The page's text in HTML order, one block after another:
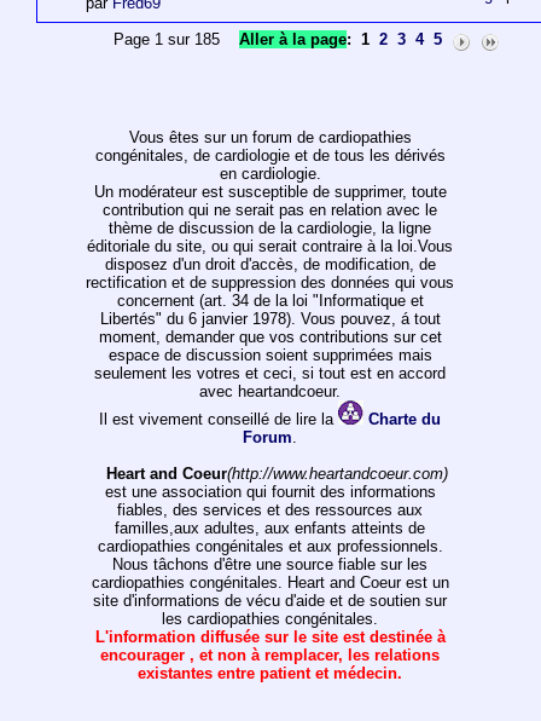
Page 1 sur 185Aller à la page: 1 2 3 4 5
Vous êtes sur un forum de cardiopathies
congénitales, de cardiologie et de tous les dérivés
en cardiologie.
Un modérateur est susceptible de supprimer, toute
contribution qui ne serait pas en relation avec le
thème de discussion de la cardiologie, la ligne
éditoriale du site, ou qui serait contraire à la loi.Vous
disposez d'un droit d'accès, de modification, de
rectification et de suppression des données qui vous
concernent (art. 34 de la loi "Informatique et
Libertés" du 6 janvier 1978). Vous pouvez, á tout
moment, demander que vos contributions sur cet
espace de discussion soient supprimées mais
seulement les votres et ceci, si tout est en accord
avec heartandcoeur.
Il est vivement conseillé de lire la
Charte du
Forum.
Heart and Coeur(http://www.heartandcoeur.com)
est une association qui fournit des informations
fiables, des services et des ressources aux
familles,aux adultes, aux enfants atteints de
cardiopathies congénitales et aux professionnels.
Nous tâchons d'être une source fiable sur les
cardiopathies congénitales. Heart and Coeur est un
site d'informations de vécu d'aide et de soutien sur
les cardiopathies congénitales.
L'information diffusée sur le site est destinée à
encourager , et non à remplacer, les relations
existantes entre patient et médecin.